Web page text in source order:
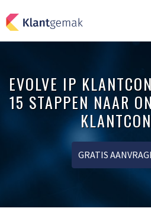
EVOLVE IP
15 STAPPEN NAAR
GRATIS